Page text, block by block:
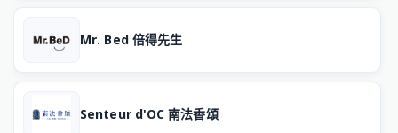
Mr. Bed 倍得先生
Senteur d'OC 南法香頌